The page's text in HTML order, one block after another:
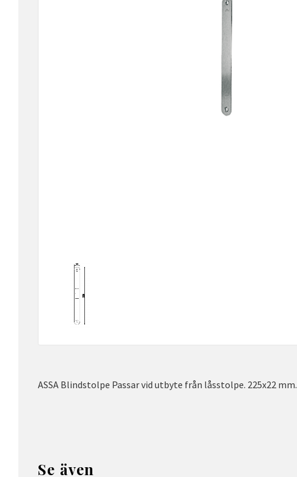
ASSA Blindstolpe Passar vid utbyte från låsstolpe. 225x22 mm.
Se även